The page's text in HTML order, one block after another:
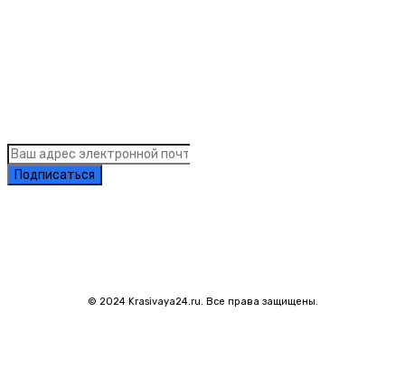
Подписаться
© 2024 Krasivaya24.ru. Все права защищены.